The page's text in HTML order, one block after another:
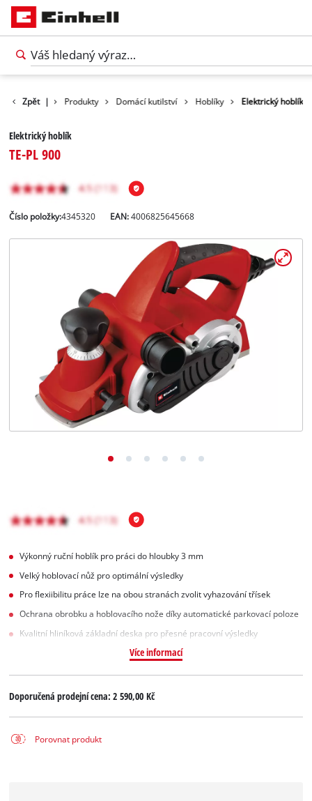
čeština
English
Deutsch
Zpět | Produkty Domácí kutilství Hoblíky Elektrický hoblík
Elektrický hoblík
TE-PL 900
Číslo položky:4345320 EAN:4006825645668
Výkonný ruční hoblík pro práci do hloubky 3 mm
Velký hoblovací nůž pro optimální výsledky
Pro flexiibilitu práce lze na obou stranách zvolit vyhazování třísek
Ochrana obrobku a hoblovacího nože díky automatické parkovací poloze
Kvalitní hliníková základní deska pro přesné pracovní výsledky
Více informací
Doporučená prodejní cena:2 590,00 Kč
Porovnat produkt